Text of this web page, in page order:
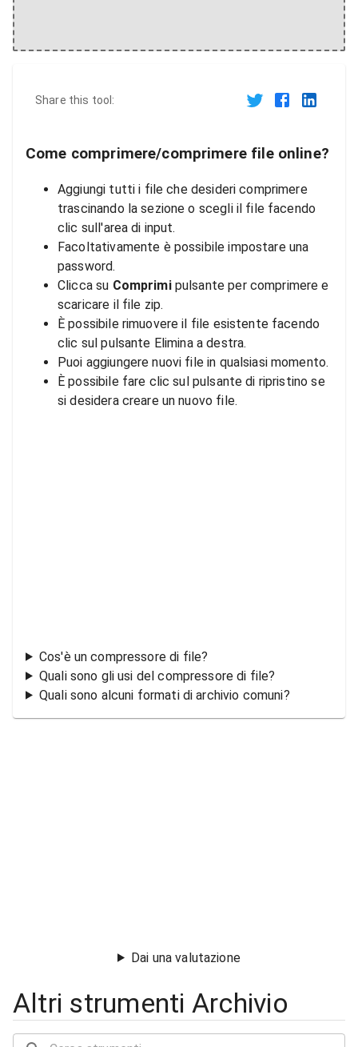
Share this tool:
Come comprimere/comprimere file online?
Aggiungi tutti i file che desideri comprimere
trascinando la sezione o scegli il file facendo
clic sull'area di input.
Facoltativamente è possibile impostare una
password.
Clicca su Comprimipulsante per comprimere e
scaricare il file zip.
È possibile rimuovere il file esistente facendo
clic sul pulsante Elimina a destra.
Puoi aggiungere nuovi file in qualsiasi momento.
È possibile fare clic sul pulsante di ripristino se
si desidera creare un nuovo file.
Cos'è un compressore di file?
Quali sono gli usi del compressore di file?
Quali sono alcuni formati di archivio comuni?
Dai una valutazione
Altri strumenti Archivio